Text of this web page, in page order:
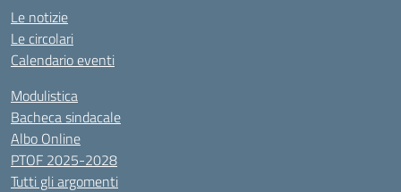
Le notizie
Le circolari
Calendario eventi
Modulistica
Bacheca sindacale
Albo Online
PTOF 2025-2028
Tutti gli argomenti